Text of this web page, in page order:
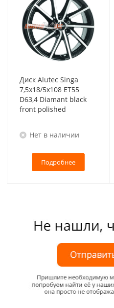
Диск Alutec Singa
7,5x18/5x108 ET55
D63,4 Diamant black
front polished
Нет в наличии
Подробнее